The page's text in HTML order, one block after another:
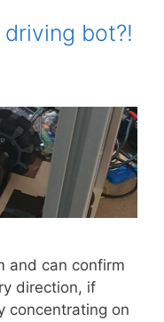
bot?!
and can confirm
direction, if
concentrating on